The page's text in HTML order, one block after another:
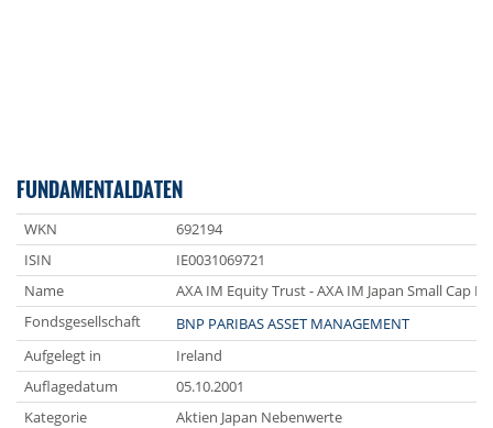
FUNDAMENTALDATEN
WKN
692194
ISIN
IE0031069721
Name
AXA IM Equity Trust - AXA IM Japan Small Cap
Fondsgesellschaft
BNP PARIBAS ASSET MANAGEMENT
Aufgelegt in
Ireland
Auflagedatum
05.10.2001
Kategorie
Aktien Japan Nebenwerte